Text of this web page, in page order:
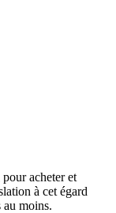
acheter et
à cet égard
au moins.